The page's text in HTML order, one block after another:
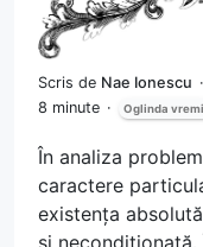
Scris de Nae Ionescu
8 minute
Oglinda
În analiza
caractere
existența